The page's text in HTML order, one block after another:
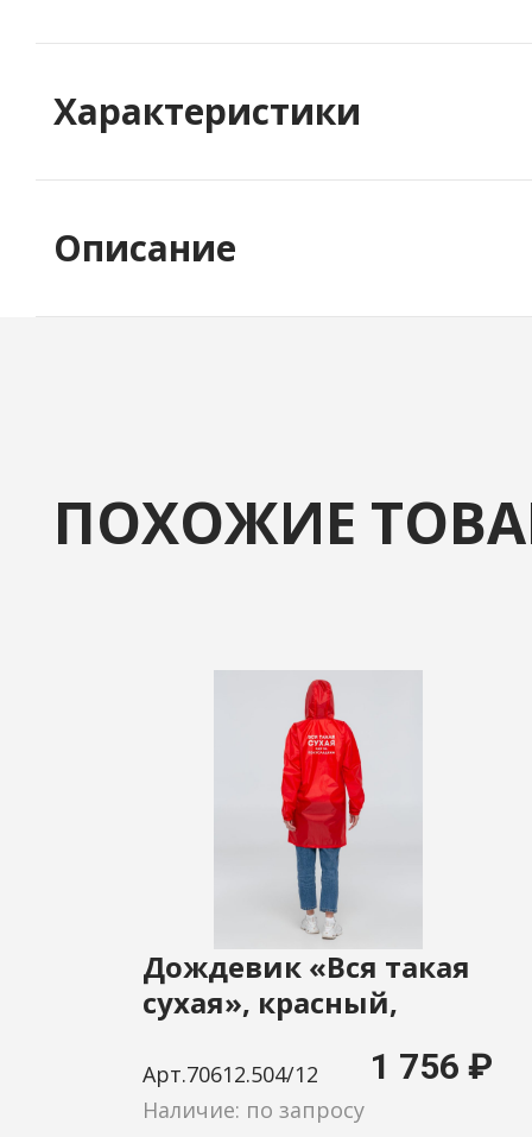
Характеристики
Описание
ПОХОЖИЕ
Дождевик «Вся такая
сухая», красный,
Арт.70612.504/12 1 756 ₽
Наличие: по запросу